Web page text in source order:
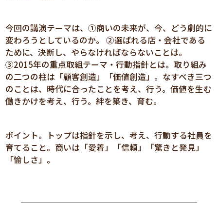
今回の講演テーマは、➀商いの未来が、今、どう劇的に
変わろうとしているのか。 ②選ばれる店・会社である
ために、決断し、やらなければならないことは。
③2015年の重点取組テーマ・行動指針とは。取り組み
の二つの柱は「顧客創造」「価値創造」。なすべき三つ
のことは、時代に合ったことを考え、行う。価値を生む
働きかけを考え、行う。絆を築き、育む。
ポイント。トップは指針を示し、考え、行動する社員を
育てること。商いは「愛着」「信頼」「驚きと発見」
「愉しさ」。